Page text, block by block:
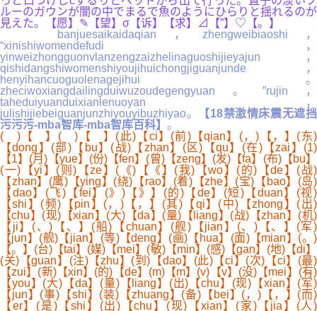
ルーのガウンが闇の中でまるで魚のようにひらりと揺れるのが
見えた。【愿】✎【望】σ【诉】【求】⊿【”】♡【。】
banjuesaikaidaqian，zhengweibiaoshi，
“xinishiwomendefudi，
yinweizhongguonvlanzengzaizhelinaguoshijieyajun，
qishidangshiwomenshiyoujihuichongjiguanjunde，
henyihancuoguolenagejihui。
zheciwoxiangdailingduiwuzoudegengyuan。”rujin，
taheduiyuanduixianlenuoyan，
julishijiebeiguanjunzhiyouyibuzhiyao。
【18禁激情床震无遮挡
污污污-mba智库-mba智库百科】 。
( )【 】( )【 】(此)【ci】(前)【qian】(，)【，】(东)
【dong】(部)【bu】(战)【zhan】(区)【qu】(在)【zai】(1)
【1】(月)【yue】(份)【fen】(曾)【zeng】(发)【fa】(布)【bu】
(一)【yi】(则)【ze】(《)【《】(我)【wo】(的)【de】(战)
【zhan】(鹰)【ying】(绕)【rao】(着)【zhe】(宝)【bao】(岛)
【dao】(飞)【fei】(》)【》】(的)【de】(短)【duan】(视)
【shi】(频)【pin】(，)【，】(其)【qi】(中)【zhong】(出)
【chu】(现)【xian】(大)【da】(量)【liang】(战)【zhan】(机)
【ji】(、)【、】(船)【chuan】(舰)【jian】(、)【、】(军)
【jun】(舰)【jian】(等)【deng】(画)【hua】(面)【mian】(。)
【。】(台)【tai】(媒)【mei】(敏)【min】(感)【gan】(地)【di】
(关)【guan】(注)【zhu】(到)【dao】(此)【ci】(次)【ci】(最)
【zui】(新)【xin】(的)【de】(m)【m】(v)【v】(没)【mei】(有)
【you】(大)【da】(量)【liang】(出)【chu】(现)【xian】(军)
【jun】(事)【shi】(装)【zhuang】(备)【bei】(，)【，】(而)
【er】(是)【shi】(出)【chu】(现)【xian】(家)【jia】(人)